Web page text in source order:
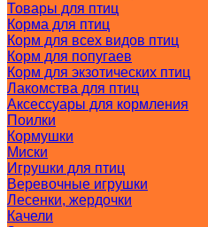
Товары для птиц
Корма для птиц
Корм для всех видов птиц
Корм для попугаев
Корм для экзотических птиц
Лакомства для птиц
Аксессуары для кормления
Поилки
Кормушки
Миски
Игрушки для птиц
Веревочные игрушки
Лесенки, жердочки
Качели